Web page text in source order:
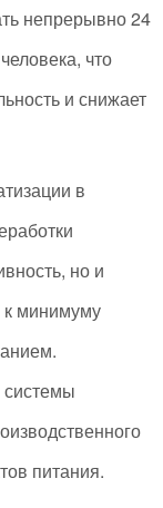
непрерывно 24
что
и снижает
в
но и
к минимуму
системы
питания.